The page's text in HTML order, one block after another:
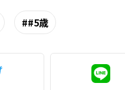
#5歳